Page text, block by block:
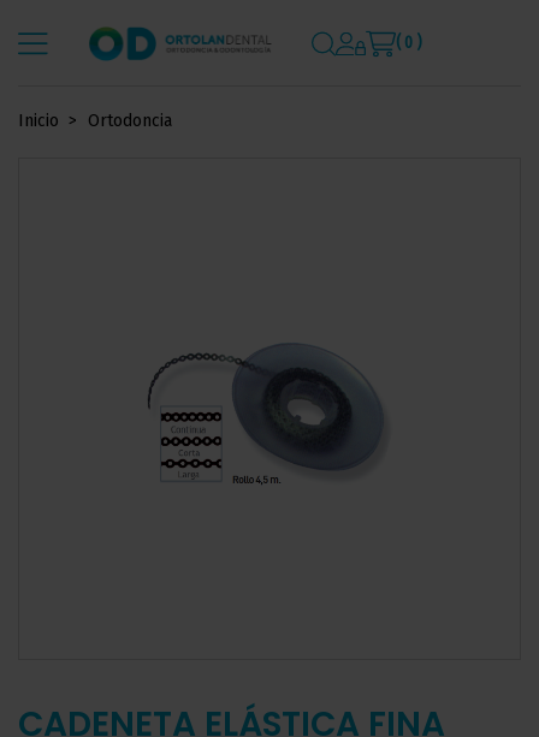
( 0 )
Inicio Ortodoncia
CADENETA ELÁSTICA FINA